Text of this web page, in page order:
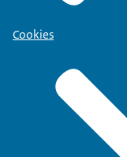
Cookies